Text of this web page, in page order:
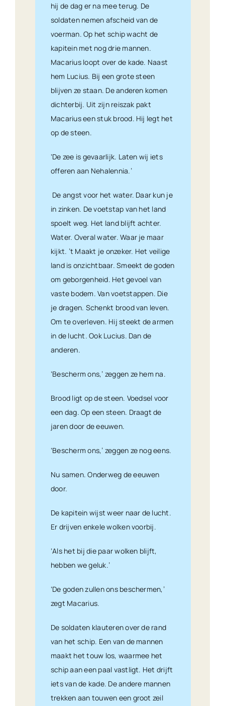
hij de dag er na mee terug. De
soldaten nemen afscheid van de
voerman. Op het schip wacht de
kapitein met nog drie mannen.
Macarius loopt over de kade. Naast
hem Lucius. Bij een grote steen
blijven ze staan. De anderen komen
dichterbij. Uit zijn reiszak pakt
Macarius een stuk brood. Hij legt het
op de steen.
‘De zee is gevaarlijk. Laten wij iets
offeren aan Nehalennia.’
De angst voor het water. Daar kun je
in zinken. De voetstap van het land
spoelt weg. Het land blijft achter.
Water. Overal water. Waar je maar
kijkt. ’t Maakt je onzeker. Het veilige
land is onzichtbaar. Smeekt de goden
om geborgenheid. Het gevoel van
vaste bodem. Van voetstappen. Die
je dragen. Schenkt brood van leven.
Om te overleven. Hij steekt de armen
in de lucht. Ook Lucius. Dan de
anderen.
‘Bescherm ons,’ zeggen ze hem na.
Brood ligt op de steen. Voedsel voor
een dag. Op een steen. Draagt de
jaren door de eeuwen.
‘Bescherm ons,’ zeggen ze nog eens.
Nu samen. Onderweg de eeuwen
door.
De kapitein wijst weer naar de lucht.
Er drijven enkele wolken voorbij.
‘Als het bij die paar wolken blijft,
hebben we geluk.’
‘De goden zullen ons beschermen,’
zegt Macarius.
De soldaten klauteren over de rand
van het schip. Een van de mannen
maakt het touw los, waarmee het
schip aan een paal vastligt. Het drijft
iets van de kade. De andere mannen
trekken aan touwen een groot zeil